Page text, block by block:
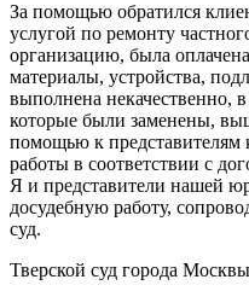
За помощью обратился
услугой по ремонту
организацию, была
материалы, устройства,
выполнена некачественно,
которые были заменены,
помощью к представителям
работы в соответствии с
Я и представители нашей
досудебную работу,
суд.
Тверской суд города